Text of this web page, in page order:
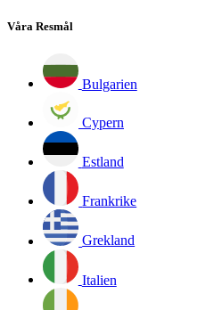
Våra Resmål
Bulgarien
Cypern
Estland
Frankrike
Grekland
Italien